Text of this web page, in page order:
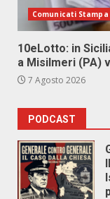
Comunicati Stampa
10eLotto: in
a Misilmeri (PA)
7 Agosto 2026
PODCAST